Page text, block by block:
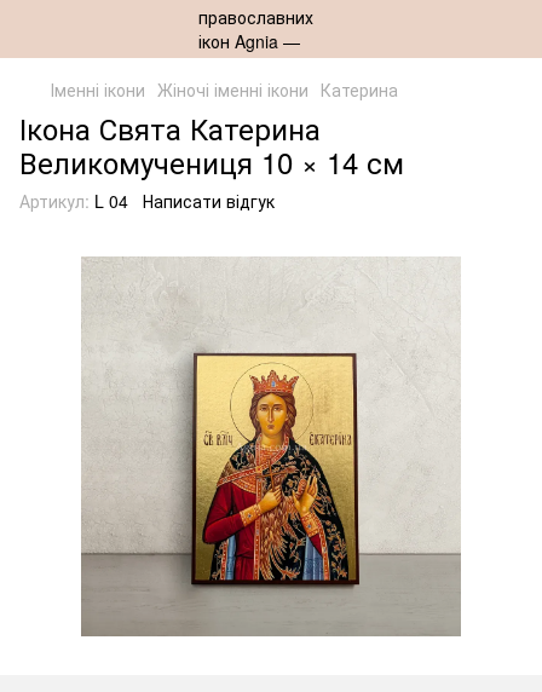
Іменні ікони Жіночі іменні ікони Катерина
Ікона Свята Катерина
Великомучениця 10 × 14 см
Артикул: L 04 Написати відгук